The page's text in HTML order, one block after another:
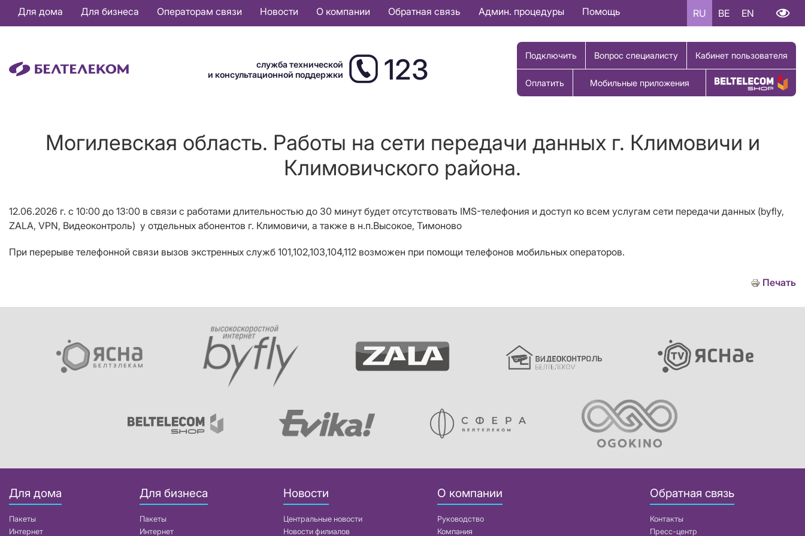
Основная
навигация
Для дома Для бизнеса Операторам связи Новости О компании Обратная связь Админ. процедуры Помощь RU BE EN
служба технической
и консультационной поддержки
123 Подключить Вопрос специалисту Кабинет пользователя
Оплатить Мобильные приложения Купить товар
Могилевская область. Работы на сети передачи данных г. Климовичи и
Климовичского района.
12.06.2026 г. с 10:00 до 13:00 в связи с работами длительностью до 30 минут будет отсутствовать IMS-телефония и доступ ко всем услугам сети передачи данных (byfly,
ZALA, VPN, Видеоконтроль) у отдельных абонентов г. Климовичи, а также в н.п.Высокое, Тимоново
При перерыве телефонной связи вызов экстренных служб 101,102,103,104,112 возможен при помощи телефонов мобильных операторов.
Печать
Для дома
Пакеты
Интернет
Для бизнеса
Пакеты
Интернет
Новости
Центральные новости
Новости филиалов
О компании
Руководство
Компания
Обратная связь
Контакты
Пресс-центр